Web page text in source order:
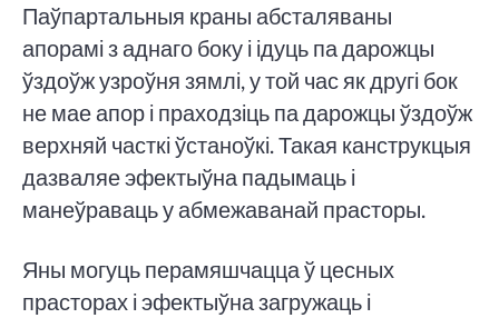
Паўпартальныя краны абсталяваны
апорамі з аднаго боку і ідуць па дарожцы
ўздоўж узроўня зямлі, у той час як другі бок
не мае апор і праходзіць па дарожцы ўздоўж
верхняй часткі ўстаноўкі. Такая канструкцыя
дазваляе эфектыўна падымаць і
манеўраваць у абмежаванай прасторы.
Яны могуць перамяшчацца ў цесных
прасторах і эфектыўна загружаць і